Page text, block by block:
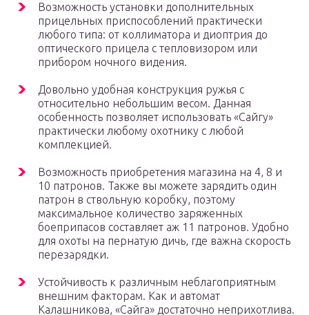
Возможность установки дополнительных
прицельных приспособлений практически
любого типа: от коллиматора и диоптрия до
оптического прицела с тепловизором или
прибором ночного видения.
Довольно удобная конструкция ружья с
относительно небольшим весом. Данная
особенность позволяет использовать «Сайгу»
практически любому охотнику с любой
комплекцией.
Возможность приобретения магазина на 4, 8 и
10 патронов. Также вы можете зарядить один
патрон в ствольную коробку, поэтому
максимальное количество заряженных
боеприпасов составляет аж 11 патронов. Удобно
для охоты на пернатую дичь, где важна скорость
перезарядки.
Устойчивость к различным неблагоприятным
внешним факторам. Как и автомат
Калашникова, «Сайга» достаточно неприхотлива.